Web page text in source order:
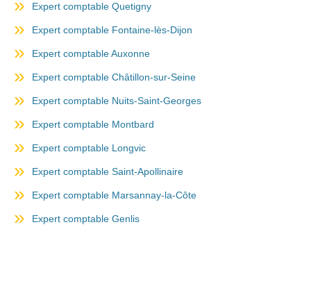
Expert comptable Quetigny
Expert comptable Fontaine-lès-Dijon
Expert comptable Auxonne
Expert comptable Châtillon-sur-Seine
Expert comptable Nuits-Saint-Georges
Expert comptable Montbard
Expert comptable Longvic
Expert comptable Saint-Apollinaire
Expert comptable Marsannay-la-Côte
Expert comptable Genlis